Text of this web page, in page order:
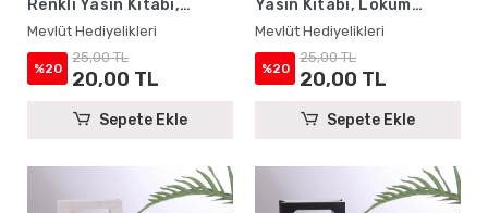
Renkli Yasin Kitabı,
Lokum Kutusu, Magnet ve
Karton Çanta - Mevlüt
Hediyelikleri
Mevlüt Hediyelikleri
%20
25,00 TL
20,00 TL
Sepete Ekle
Yasin Kitabı, Lokum
Kutusu, Magnet ve
Karton Çanta - Mevlüt
Hediyelikleri
Mevlüt Hediyelikleri
%20
25,00 TL
20,00 TL
Sepete Ekle